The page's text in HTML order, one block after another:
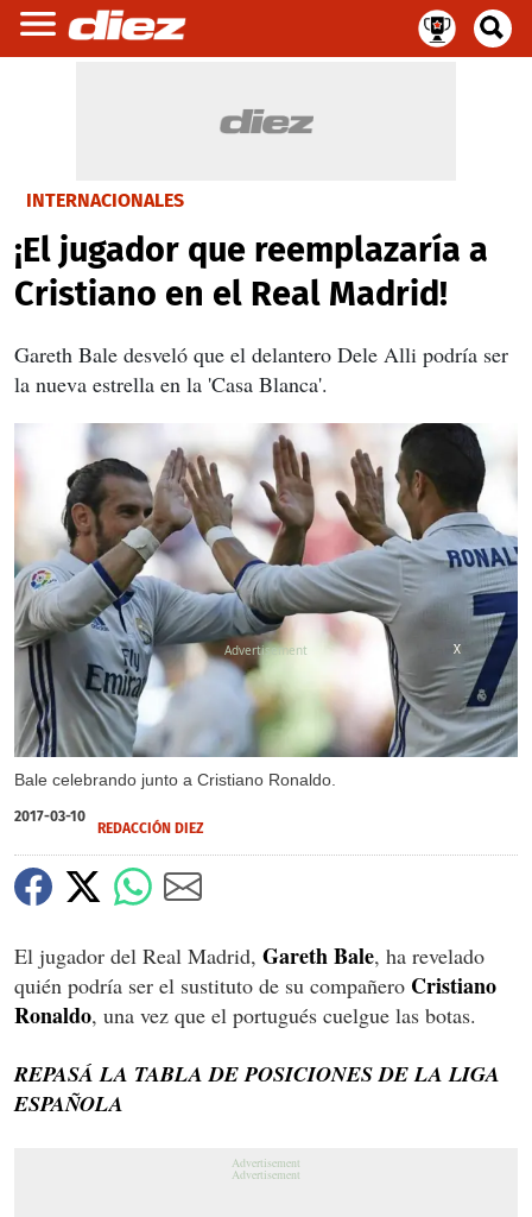
INTERNACIONALES
¡El jugador que reemplazaría a
Cristiano en el Real Madrid!
Gareth Bale desveló que el delantero Dele Alli podría ser
la nueva estrella en la 'Casa Blanca'.
Bale celebrando junto a Cristiano Ronaldo.
X
X
2017-03-10
REDACCIÓN DIEZ
El jugador del Real Madrid, Gareth Bale, ha revelado
quién podría ser el sustituto de su compañero Cristiano
Ronaldo, una vez que el portugués cuelgue las botas.
REPASÁ LA TABLA DE POSICIONES DE LA LIGA
ESPAÑOLA